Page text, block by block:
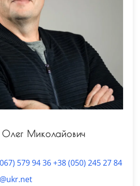
Олег Миколайович
579 94 36 +38 (050) 245 27 84